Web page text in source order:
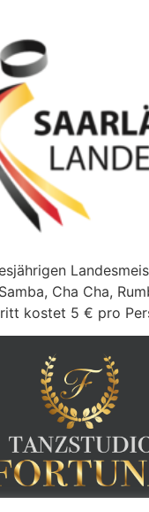
Cha Cha,
kostet 5 € pro